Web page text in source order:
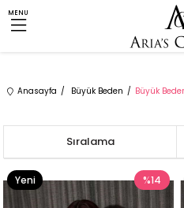
MENU
Anasayfa Büyük Beden Büyük
Sıralama
%14
Yeni
Ürün